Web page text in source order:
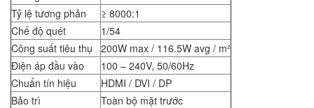
Tỷ lệ tương phản
≥ 8000:1
Chế độ quét
1/54
Công suất tiêu thụ
200W max / 116.5W avg / m²
Điện áp đầu vào
100 – 240V, 50/60Hz
Chuẩn tín hiệu
HDMI / DVI / DP
Bảo trì
Toàn bộ mặt trước